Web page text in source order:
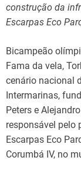
construção da
Escarpas Eco
Bicampeão
Fama da vela,
cenário nacional
Intermarinas,
Peters e
responsável pelo
Escarpas Eco
Corumbá IV, no